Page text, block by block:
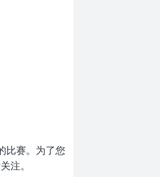
比赛。为了您
注。